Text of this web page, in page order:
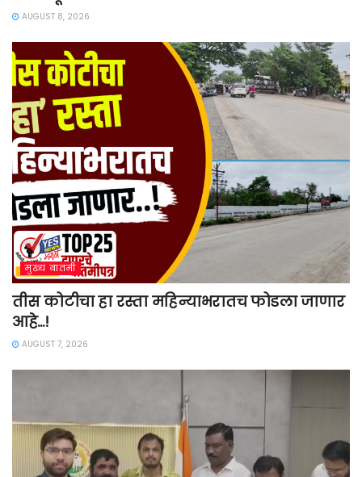
AUGUST 8, 2026
मुख्य बातमी
तीस कोटीचा हा रस्ता महिन्याभरातच फोडला जाणार
आहे…!
AUGUST 7, 2026